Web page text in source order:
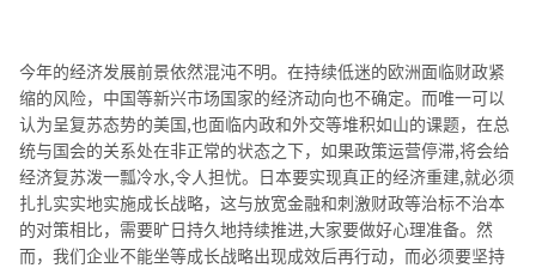
今年的经济发展前景依然混沌不明。在持续低迷的欧洲面临财政紧
缩的风险，中国等新兴市场国家的经济动向也不确定。而唯一可以
认为呈复苏态势的美国,也面临内政和外交等堆积如山的课题，在总
统与国会的关系处在非正常的状态之下，如果政策运营停滞,将会给
经济复苏泼一瓢冷水,令人担忧。日本要实现真正的经济重建,就必须
扎扎实实地实施成长战略，这与放宽金融和刺激财政等治标不治本
的对策相比，需要旷日持久地持续推进,大家要做好心理准备。然
而，我们企业不能坐等成长战略出现成效后再行动，而必须要坚持